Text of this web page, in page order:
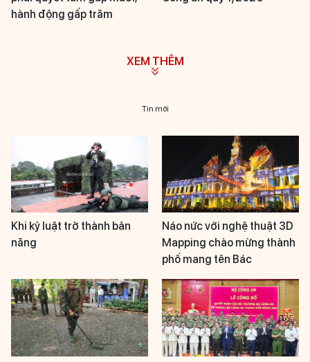
hành động gấp trăm
XEM THÊM
Tin mới
Khi kỷ luật trở thành bản
năng
Náo nức với nghệ thuật 3D
Mapping chào mừng thành
phố mang tên Bác